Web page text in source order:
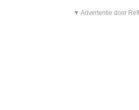
▼ Advertentie door